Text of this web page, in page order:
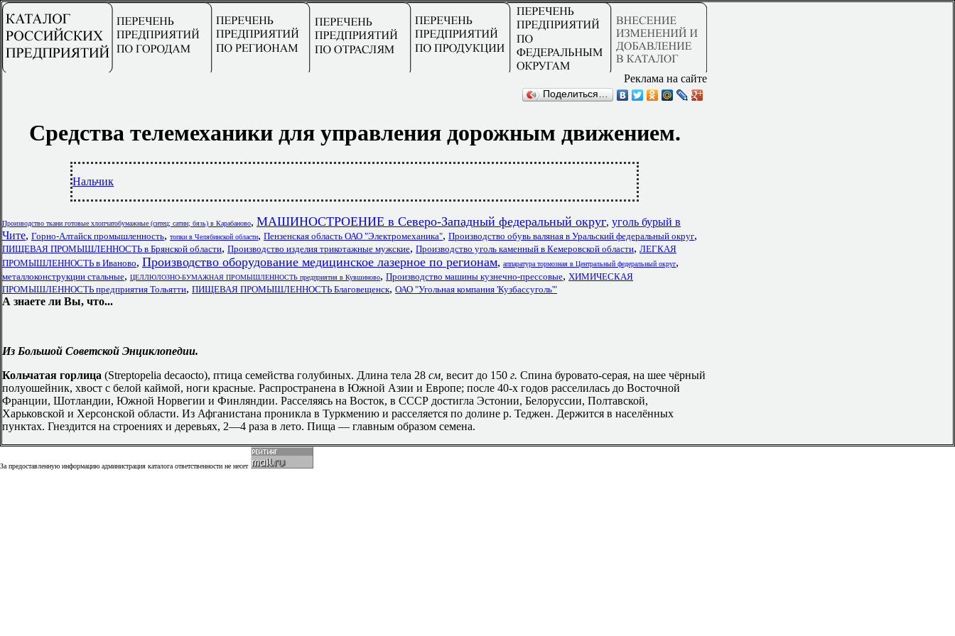
Реклама на сайте
Поделиться…
Средства телемеханики для управления дорожным движением.
Нальчик
Производство ткани готовые хлопчатобумажные (ситец; сатин; бязь) в Карабаново, МАШИНОСТРОЕНИЕ в Северо-Западный федеральный округ, уголь бурый в
Чите, Горно-Алтайск промышленность, топки в Челябинской области, Пензенская область ОАО "Электромеханика", Производство обувь валяная в Уральский федеральный округ,
ПИЩЕВАЯ ПРОМЫШЛЕННОСТЬ в Брянской области, Производство изделия трикотажные мужские, Производство уголь каменный в Кемеровской области, ЛЕГКАЯ
ПРОМЫШЛЕННОСТЬ в Иваново, Производство оборудование медицинское лазерное по регионам, аппаратура тормозная в Центральный федеральный округ,
металлоконструкции стальные, ЦЕЛЛЮЛОЗНО-БУМАЖНАЯ ПРОМЫШЛЕННОСТЬ предприятия в Кувшиново, Производство машины кузнечно-прессовые, ХИМИЧЕСКАЯ
ПРОМЫШЛЕННОСТЬ предприятия Тольятти, ПИЩЕВАЯ ПРОМЫШЛЕННОСТЬ Благовещенск, ОАО "Угольная компания 'Кузбассуголь'"
А знаете ли Вы, что...
Из Большой Советской Энциклопедии.
Кольчатая горлица (Streptopelia decaocto), птица семейства голубиных. Длина тела 28 см, весит до 150 г. Спина буровато-серая, на шее чёрный
полуошейник, хвост с белой каймой, ноги красные. Распространена в Южной Азии и Европе; после 40-х годов расселилась до Восточной
Франции, Шотландии, Южной Норвегии и Финляндии. Расселяясь на Восток, в СССР достигла Эстонии, Белоруссии, Полтавской,
Харьковской и Херсонской области. Из Афганистана проникла в Туркмению и расселяется по долине р. Теджен. Держится в населённых
пунктах. Гнездится на строениях и деревьях, 2—4 раза в лето. Пища — главным образом семена.
За предоставленную информацию администрация каталога ответственности не несет